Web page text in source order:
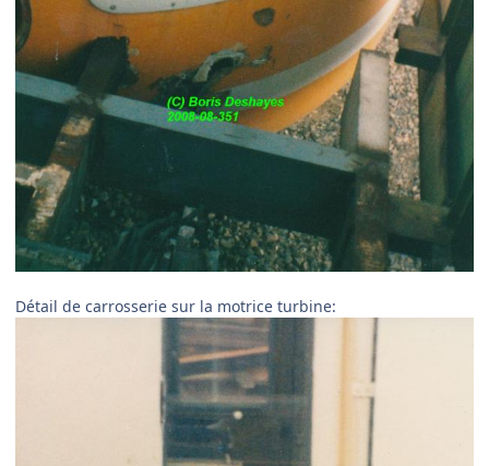
Détail de carrosserie sur la motrice turbine: